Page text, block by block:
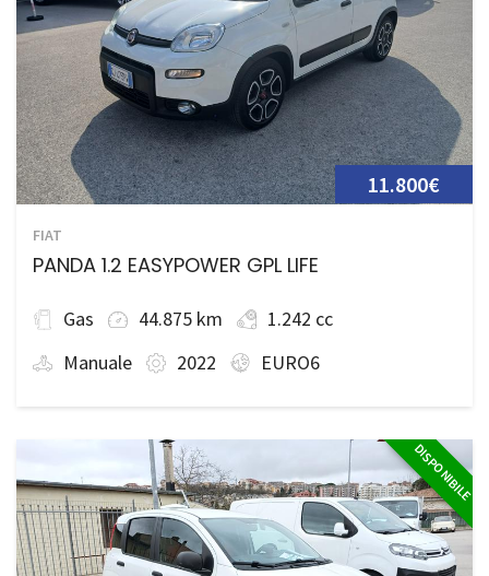
11.800€
FIAT
PANDA 1.2 EASYPOWER GPL LIFE
Gas 44.875 km
1.242 cc
Manuale
2022 EURO6
DISPONIBILE